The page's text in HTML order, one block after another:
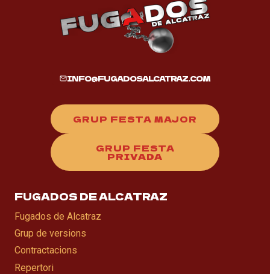
INFO@FUGADOSALCATRAZ.COM
GRUP FESTA MAJOR
GRUP FESTA
PRIVADA
FUGADOS DE ALCATRAZ
Fugados de Alcatraz
Grup de versions
Contractacions
Repertori